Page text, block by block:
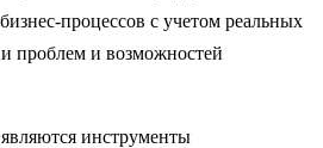
процессов с учетом реальных
проблем и возможностей
являются инструменты